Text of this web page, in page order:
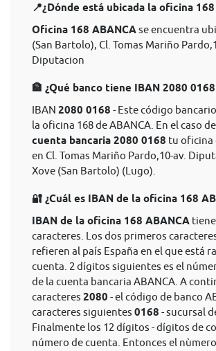
📍¿Dónde está ubicada la oficina 168
Oficina 168 ABANCAse encuentra
(San Bartolo), Cl. Tomas Mariño
Diputacion
🏦 ¿Qué banco tiene IBAN 2080
IBAN 2080 0168 - Este código
la oficina 168 de ABANCA. En el caso
cuenta bancaria 2080 0168 tu oficina
en Cl. Tomas Mariño Pardo,10-av.
Xove (San Bartolo) (Lugo).
🔐 ¿Cuál es IBAN de la oficina 168
IBAN de la oficina 168 ABANCA
caracteres. Los dos primeros
refieren al país España en el que está
cuenta. 2 dígitos siguientes es el
de la cuenta bancaria ABANCA. A
caracteres 2080 - el código de banco
caracteres siguientes 0168 - sucursal
Finalmente los 12 dígitos - dígitos de
número de cuenta. Entonces el